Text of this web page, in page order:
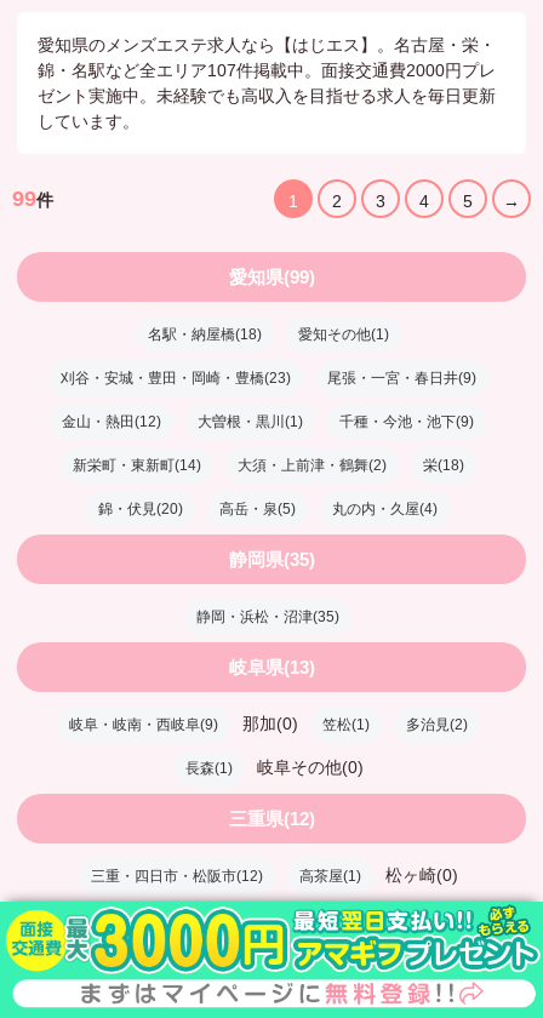
愛知県のメンズエステ求人なら【はじエス】。名古屋・栄・
錦・名駅など全エリア107件掲載中。面接交通費2000円プレ
ゼント実施中。未経験でも高収入を目指せる求人を毎日更新
しています。
99件 1 2 3 4 5 →
愛知県(99)
名駅・納屋橋(18) 愛知その他(1)
刈谷・安城・豊田・岡崎・豊橋(23) 尾張・一宮・春日井(9)
金山・熱田(12) 大曽根・黒川(1) 千種・今池・池下(9)
新栄町・東新町(14) 大須・上前津・鶴舞(2) 栄(18)
錦・伏見(20) 高岳・泉(5) 丸の内・久屋(4)
静岡県(35)
静岡・浜松・沼津(35)
岐阜県(13)
岐阜・岐南・西岐阜(9) 那加(0) 笠松(1) 多治見(2)
長森(1) 岐阜その他(0)
三重県(12)
三重・四日市・松阪市(12) 高茶屋(1) 松ヶ崎(0)
三重その他(1)